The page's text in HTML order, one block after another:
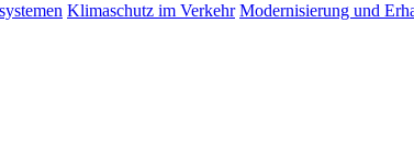
Klimaschutz im Verkehr Modernisierung und